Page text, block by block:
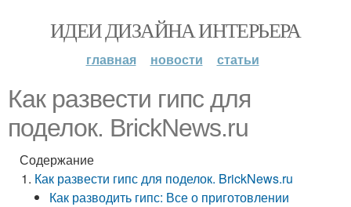
ИДЕИ ДИЗАЙНА ИНТЕРЬЕРА
главная новости статьи
Как развести гипс для
поделок. BrickNews.ru
Содержание
Как развести гипс для поделок. BrickNews.ru
Как разводить гипс: Все о приготовлении